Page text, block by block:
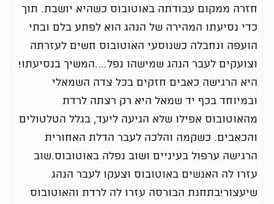
חזרה ממקום עבודתה באוטובוס כשהיא יושבת. תוך
כדי נסיעתו המהירה של הנהג הוא לפתע בלם ובתי
הועפה ונחבלה כשנוסעי האוטובוס חשים לעזרתה
וצועקים לעבר הנהג שמישהו נפל….המשיך בנסיעתו!
היא הרגישה כאבים חזקים בכל צדה השמאלי
ובמיוחד בכף יד שמאל היא רק רצתה לרדת
מהאוטובוס אפילו שלא הגיעה ליעד, בגלל הטלטולים
והכאבים. כשקמה והלכה לעבר הדלת האחורית
הרגישה ערפול בעיניים ושוב נפלה באוטובוס.שוב
עזרו לה האנשים באוטובוס וצעקו לעבר הנהג
שיעצור!בתחנת הבורסה עזרו לה לרדת והאוטובוס